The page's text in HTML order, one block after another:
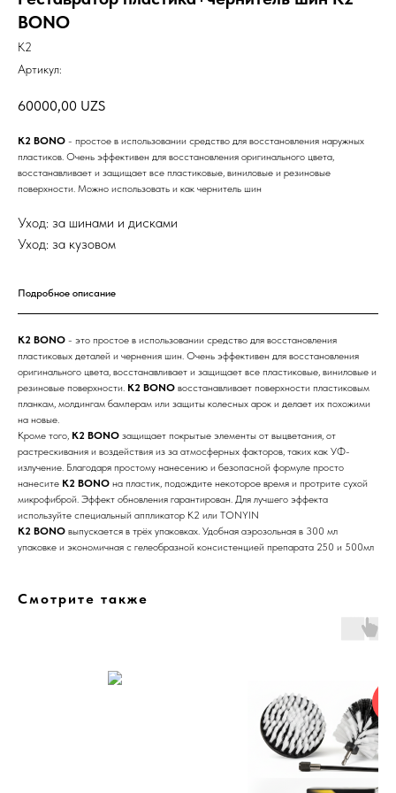
BONO
K2
Артикул:
60000,00 UZS
K2 BONO - простое в использовании средство для восстановления наружных
пластиков. Очень эффективен для восстановления оригинального цвета,
восстанавливает и защищает все пластиковые, виниловые и резиновые
поверхности. Можно использовать и как чернитель шин
Уход: за шинами и дисками
Уход: за кузовом
Подробное описание
K2 BONO - это простое в использовании средство для восстановления
пластиковых деталей и чернения шин. Очень эффективен для восстановления
оригинального цвета, восстанавливает и защищает все пластиковые, виниловые и
резиновые поверхности. K2 BONO восстанавливает поверхности пластиковым
планкам, молдингам бамперам или защиты колесных арок и делает их похожими
на новые.
Кроме того, K2 BONO защищает покрытые элементы от выцветания, от
растрескивания и воздействия из за атмосферных факторов, таких как УФ-
излучение. Благодаря простому нанесению и безопасной формуле просто
нанесите K2 BONO на пластик, подождите некоторое время и протрите сухой
микрофиброй. Эффект обновления гарантирован. Для лучшего эффекта
используйте специальный аппликатор K2 или TONYIN
K2 BONO выпускается в трёх упаковках. Удобная аэрозольная в 300 мл
упаковке и экономичная с гелеобразной консистенцией препарата 250 и 500мл
Смотрите также